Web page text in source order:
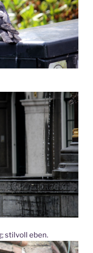
stilvoll eben.